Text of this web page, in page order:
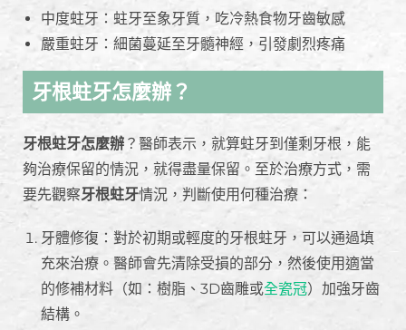
中度蛀牙：蛀牙至象牙質，吃冷熱食物牙齒敏感
嚴重蛀牙：細菌蔓延至牙髓神經，引發劇烈疼痛
牙根蛀牙怎麼辦？
牙根蛀牙怎麼辦 ？醫師表示，就算蛀牙到僅剩牙根，能
夠治療保留的情況，就得盡量保留。至於治療方式，需
要先觀察牙根蛀牙情況，判斷使用何種治療：
牙體修復：對於初期或輕度的牙根蛀牙，可以通過填
充來治療。醫師會先清除受損的部分，然後使用適當
的修補材料（如：樹脂、3D齒雕或全瓷冠）加強牙齒
結構。